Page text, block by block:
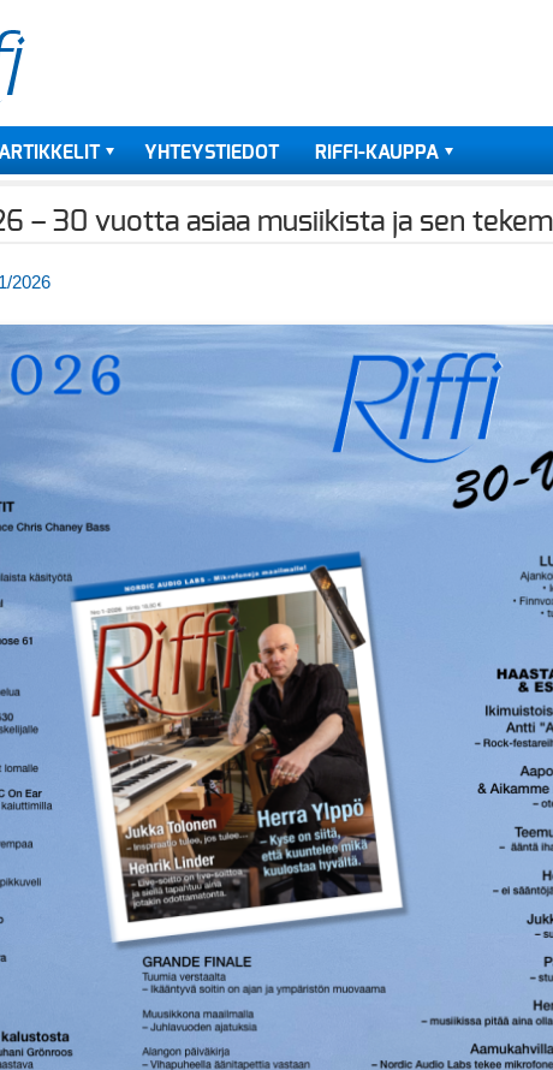
ARTIKKELIT YHTEYSTIEDOT RIFFI-KAUPPA
– 30 vuotta asiaa musiikista ja sen
1/2026